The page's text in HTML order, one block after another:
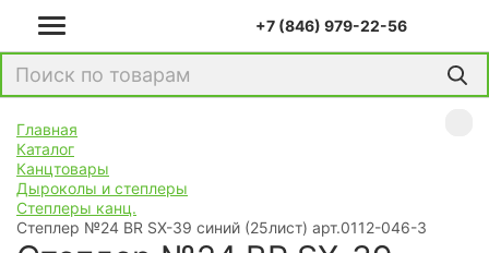
+7 (846) 979-22-56
Главная
Каталог
Канцтовары
Дыроколы и степлеры
Степлеры канц.
Степлер №24 BR SX-39 синий (25лист) арт.0112-046-3